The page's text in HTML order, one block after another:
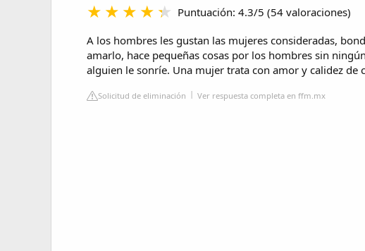
Puntuación: 4.3/5 (54 valoraciones)
A los hombres les gustan las mujeres consideradas,
amarlo, hace pequeñas cosas por los hombres sin
alguien le sonríe. Una mujer trata con amor y calidez de
Solicitud de eliminación Ver respuesta completa en ffm.mx